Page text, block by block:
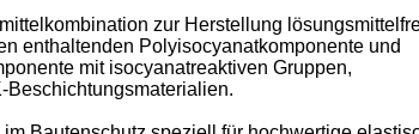
zur Herstellung
enthaltenden Polyisocyanatkomponente und
mit isocyanatreaktiven Gruppen,
Beschichtungsmaterialien.